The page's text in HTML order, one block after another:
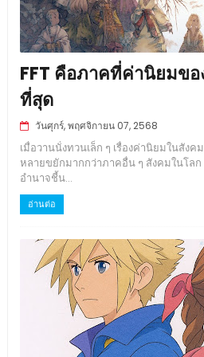
FFT คือภาคที่ค่านิยมข
ที่สุด
วันศุกร์, พฤศจิกายน 07, 2568
เมื่อวานนั่งทวนเล็ก ๆ เรื่องค่านิยมในสังค
หลายขยักมากกว่าภาคอื่น ๆ สังคมในโลก
อำนาจชี้น...
อ่านต่อ